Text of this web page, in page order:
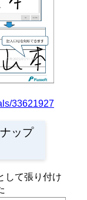
33621927
ップ
して張り付け